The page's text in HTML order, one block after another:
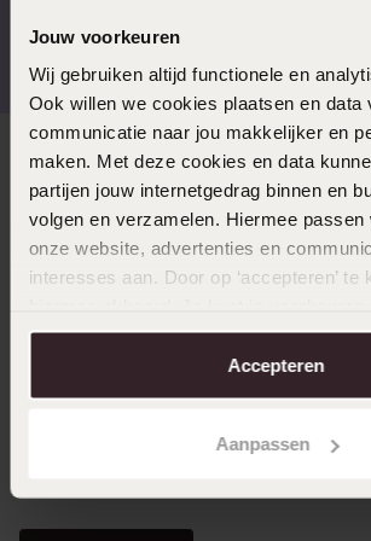
Jouw voorkeuren
Wij gebruiken altijd functionele en
Ook willen we cookies plaatsen en data
communicatie naar jou makkelijker en
maken. Met deze cookies en data
partijen jouw internetgedrag binnen en
volgen en verzamelen. Hiermee passen
onze website, advertenties en
interesses aan. Door op ‘accepteren’ te
aanpassen. Lees er meer over in ons
Accepteren
Aanpassen
Gratis verzending vanaf
Direct naar
Over Lucardi
Klantendienst